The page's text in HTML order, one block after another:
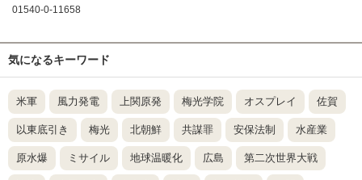
01540-0-11658
気になるキーワード
米軍 風力発電 上関原発 梅光学院 オスプレイ 佐賀
以東底引き 梅光 北朝鮮 共謀罪 安保法制 水産業
原水爆 ミサイル 地球温暖化 広島 第二次世界大戦